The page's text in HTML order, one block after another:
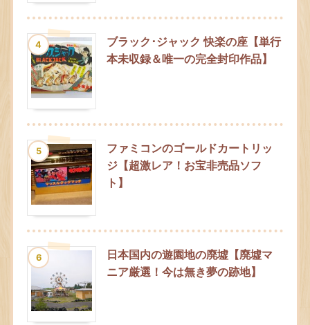
4
ブラック･ジャック 快楽の座【単行
本未収録＆唯一の完全封印作品】
5
ファミコンのゴールドカートリッ
ジ【超激レア！お宝非売品ソフ
ト】
6
日本国内の遊園地の廃墟【廃墟マ
ニア厳選！今は無き夢の跡地】